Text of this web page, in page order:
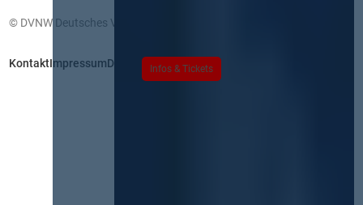
Infos & Tickets
© DVNW Deutsches Vergabenetzwerk GmbH
KontaktImpressumDatenschutz